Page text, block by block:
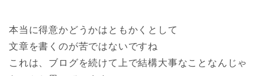
本当に得意かどうかはともかくとして
文章を書くのが苦ではないですね
これは、ブログを続けて上で結構大事なことなんじゃ